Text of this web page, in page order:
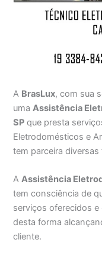
A BrasLux, com sua
umaAssistência
SP que presta
Eletrodomésticos e
tem parceira
AAssistência
tem consciência de
serviços oferecidos
desta forma
cliente.